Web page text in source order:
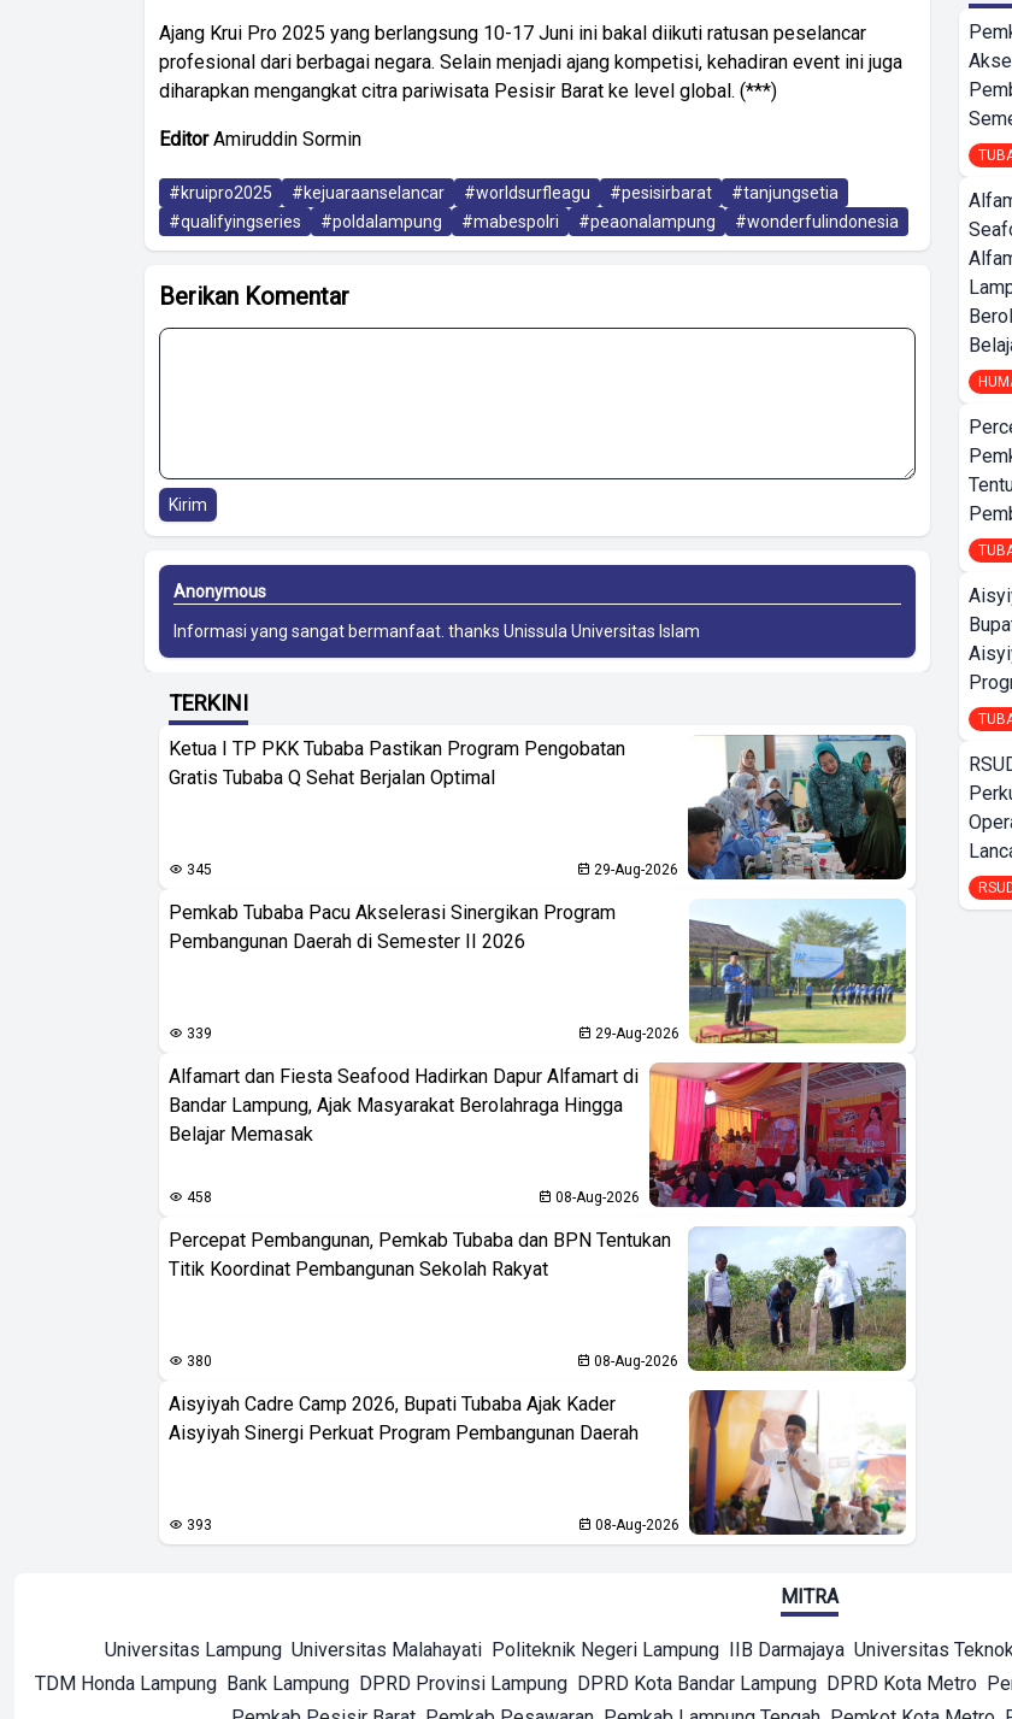
Ajang Krui Pro 2025 yang berlangsung 10-17 Juni ini bakal diikuti ratusan peselancar
profesional dari berbagai negara. Selain menjadi ajang kompetisi, kehadiran event ini juga
diharapkan mengangkat citra pariwisata Pesisir Barat ke level global. (***)
EditorAmiruddin Sormin
#kruipro2025 #kejuaraanselancar #worldsurfleagu #pesisirbarat
#tanjungsetia
#qualifyingseries
#poldalampung #mabespolri #peaonalampung #wonderfulindonesia
Berikan Komentar
Kirim
Anonymous
Informasi yang sangat bermanfaat. thanks Unissula Universitas Islam
TERKINI
Ketua I TP PKK Tubaba Pastikan Program Pengobatan
Gratis Tubaba Q Sehat Berjalan Optimal
345 29-Aug-2026
Pemkab Tubaba Pacu Akselerasi Sinergikan Program
Pembangunan Daerah di Semester II 2026
339 29-Aug-2026
Alfamart dan Fiesta Seafood Hadirkan Dapur Alfamart di
Bandar Lampung, Ajak Masyarakat Berolahraga Hingga
Belajar Memasak
458 08-Aug-2026
Percepat Pembangunan, Pemkab Tubaba dan BPN Tentukan
Titik Koordinat Pembangunan Sekolah Rakyat
380 08-Aug-2026
Aisyiyah Cadre Camp 2026, Bupati Tubaba Ajak Kader
Aisyiyah Sinergi Perkuat Program Pembangunan Daerah
393 08-Aug-2026
MITRA
Universitas Lampung Universitas Malahayati Politeknik Negeri Lampung IIB Darmajaya Universitas
TDM Honda Lampung Bank Lampung DPRD Provinsi Lampung DPRD Kota Bandar Lampung DPRD Kota Metro